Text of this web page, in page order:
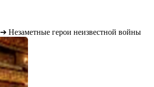
➔ Незаметные герои неизвестной войны